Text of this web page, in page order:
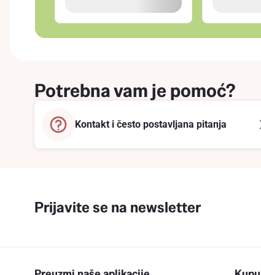
Potrebna vam je pomoć?
Kontakt i često postavljana pitanja
Prijavite se na newsletter